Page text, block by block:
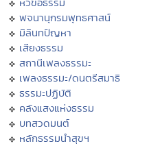
พจนานุกรมพุทธศาสน์
มิลินทปัญหา
เสียงธรรม
สถานีเพลงธรรมะ
เพลงธรรมะ/ดนตรีสมาธิ
ธรรมะปฏิบัติ
คลังแสงแห่งธรรม
บทสวดมนต์
หลักธรรมนำสุขฯ